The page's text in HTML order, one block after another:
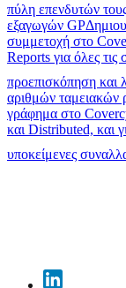
πύλη επενδυτών
εξαγωγών GP
συμμετοχή στο
Reports για όλες τις
προεπισκόπηση και
αριθμών ταμειακών
γράφημα στο
και Distributed, και
υποκείμενες